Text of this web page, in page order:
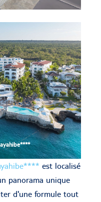
est localisé
panorama unique
d'une formule tout